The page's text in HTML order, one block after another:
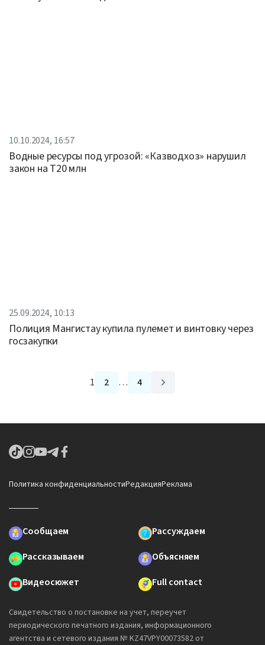
10.10.2024, 16:57
Водные ресурсы под угрозой: «Казводхоз» нарушил
закон на Т20 млн
25.09.2024, 10:13
Полиция Мангистау купила пулемет и винтовку через
госзакупки
1 2 … 4
Политика конфиденциальностиРедакцияРеклама
Сообщаем
Рассуждаем
Рассказываем
Объясняем
Видеосюжет
Full contact
Свидетельство о постановке на учет, переучет
периодического печатного издания, информационного
агентства и сетевого издания № KZ47VPY00073582 от